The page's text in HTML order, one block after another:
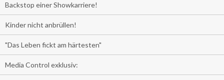
Backstop einer Showkarriere!
Kinder nicht anbrüllen!
"Das Leben fickt am härtesten"
Media Control exklusiv: